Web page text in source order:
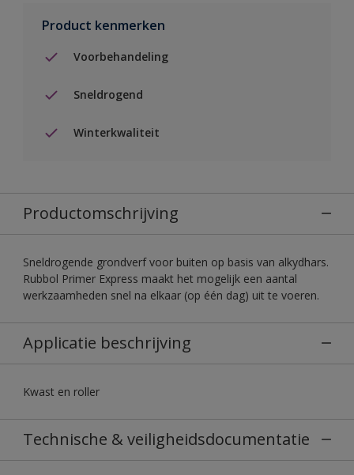
Product kenmerken
Voorbehandeling
Sneldrogend
Winterkwaliteit
Productomschrijving
Sneldrogende grondverf voor buiten op basis van alkydhars.
Rubbol Primer Express maakt het mogelijk een aantal
werkzaamheden snel na elkaar (op één dag) uit te voeren.
Applicatie beschrijving
Kwast en roller
Technische & veiligheidsdocumentatie